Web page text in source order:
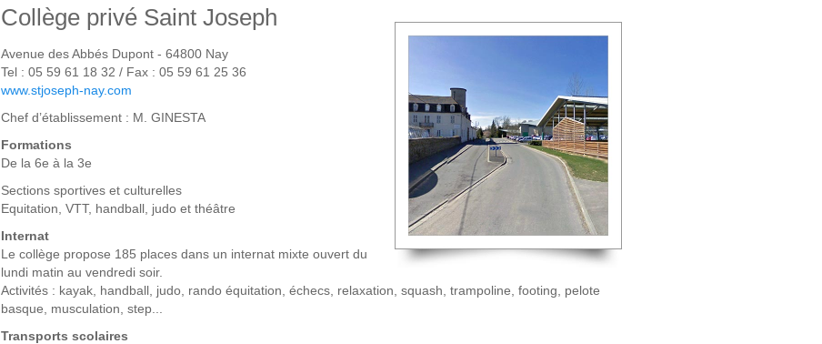
Collège privé Saint Joseph
Avenue des Abbés Dupont - 64800 Nay
Tel : 05 59 61 18 32 / Fax : 05 59 61 25 36
www.stjoseph-nay.com
Chef d’établissement : M. GINESTA
Formations
De la 6e à la 3e
Sections sportives et culturelles
Equitation, VTT, handball, judo et théâtre
Internat
Le collège propose 185 places dans un internat mixte ouvert du
lundi matin au vendredi soir.
Activités : kayak, handball, judo, rando équitation, échecs, relaxation, squash, trampoline, footing, pelote
basque, musculation, step...
Transports scolaires